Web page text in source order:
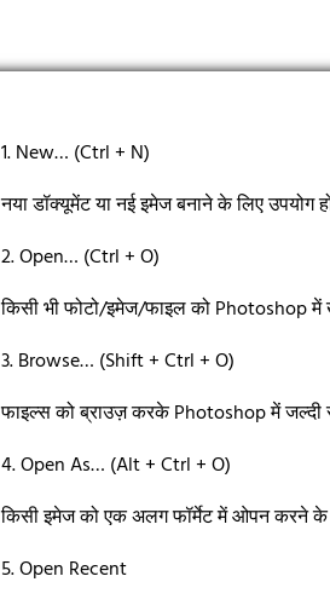
1. New… (Ctrl + N)
नया डॉक्यूमेंट या नई इमेज बनाने के लिए
2. Open… (Ctrl + O)
किसी भी फोटो/इमेज/फाइल को Photoshop
3. Browse… (Shift + Ctrl + O)
फाइल्स को ब्राउज़ करके Photoshop में
4. Open As… (Alt + Ctrl + O)
किसी इमेज को एक अलग फॉर्मेट में ओपन करने के
5. Open Recent